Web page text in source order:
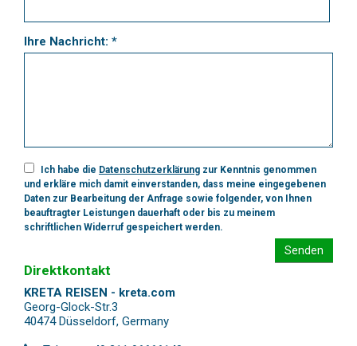
Ihre Nachricht: *
Ich habe die Datenschutzerklärung zur Kenntnis genommen
und erkläre mich damit einverstanden, dass meine eingegebenen
Daten zur Bearbeitung der Anfrage sowie folgender, von Ihnen
beauftragter Leistungen dauerhaft oder bis zu meinem
schriftlichen Widerruf gespeichert werden.
Senden
Direktkontakt
KRETA REISEN - kreta.com
Georg-Glock-Str.3
40474 Düsseldorf, Germany